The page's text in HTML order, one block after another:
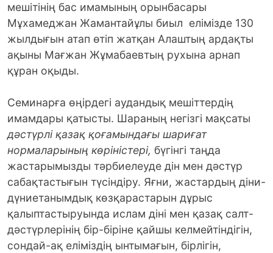
мешітінің бас имамының орынбасары
Мұхамеджан Жамантайұлы биыл елімізде 130
жылдығын атап өтіп жатқан Алаштың ардақты
ақыны Мағжан Жұмабаевтың рухына арнап
құран оқыды.
Семинарға өңірдегі аудандық мешіттердің
имамдары қатысты. Шараның негізгі мақсаты
дәстүрлі қазақ қоғамындағы шариғат
нормаларының көріністері, бүгінгі таңда
жастарымызды тәрбиелеуде дін мен дәстүр
сабақтастығын түсіндіру. Яғни, жастардың діни-
дүниетанымдық көзқарастарын дұрыс
қалыптастыруында ислам діні мен қазақ салт-
дәстүрлерінің бір-біріне қайшы келмейтіндігін,
сондай-ақ еліміздің ынтымағын, бірлігін,